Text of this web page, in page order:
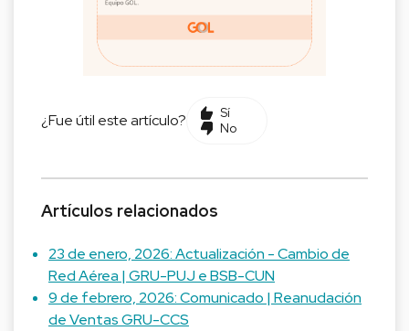
¿Fue útil este artículo?
Sí
No
Artículos relacionados
23 de enero, 2026: Actualización - Cambio de
Red Aérea | GRU-PUJ e BSB-CUN
9 de febrero, 2026: Comunicado | Reanudación
de Ventas GRU-CCS